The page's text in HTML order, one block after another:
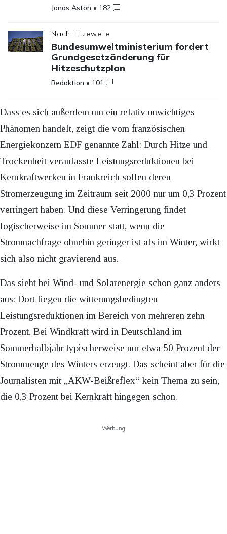
Jonas Aston • 182
Nach Hitzewelle
Bundesumweltministerium fordert
Grundgesetzänderung für
Hitzeschutzplan
Redaktion • 101
Dass es sich außerdem um ein relativ unwichtiges
Phänomen handelt, zeigt die vom französischen
Energiekonzern EDF genannte Zahl: Durch Hitze und
Trockenheit veranlasste Leistungsreduktionen bei
Kernkraftwerken in Frankreich sollen deren
Stromerzeugung im Zeitraum seit 2000 nur um 0,3 Prozent
verringert haben. Und diese Verringerung findet
logischerweise im Sommer statt, wenn die
Stromnachfrage ohnehin geringer ist als im Winter, wirkt
sich also nicht gravierend aus.
Das sieht bei Wind- und Solarenergie schon ganz anders
aus: Dort liegen die witterungsbedingten
Leistungsreduktionen im Bereich von mehreren zehn
Prozent. Bei Windkraft wird in Deutschland im
Sommerhalbjahr typischerweise nur etwa 50 Prozent der
Strommenge des Winters erzeugt. Das scheint aber für die
Journalisten mit „AKW-Beißreflex“ kein Thema zu sein,
die 0,3 Prozent bei Kernkraft hingegen schon.
Werbung